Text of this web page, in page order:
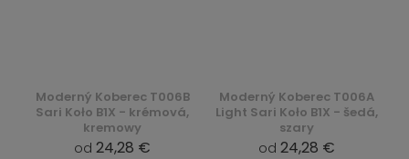
Moderný Koberec T006B
Sari Koło B1X - krémová,
kremowy
od 24,28 €
Moderný Koberec T006A
Light Sari Koło B1X - šedá,
szary
od 24,28 €